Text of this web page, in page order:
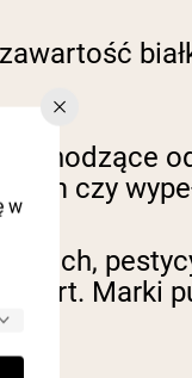
czy
Marki
w